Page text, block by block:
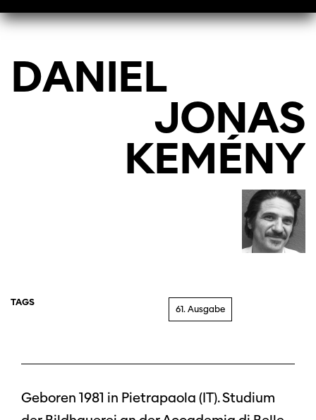
DANIEL
JONAS
KEMÉNY
TAGS
61. Ausgabe
Geboren 1981 in Pietrapaola (IT). Studium